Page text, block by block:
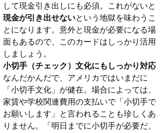
して現金引き出しにも必須。これがないと
現金が引き出せないという地獄を味わうこ
とになります。意外と現金が必要になる場
面もあるので、このカードはしっかり活用
しましょう。
小切手（チェック）文化にもしっかり対応
なんだかんだで、アメリカではいまだに
「小切手文化」が健在。場合によっては、
家賃や学校関連費用の支払いで「小切手で
お願いします」と言われることも珍しくあ
りません。「明日までに小切手が必要だ、